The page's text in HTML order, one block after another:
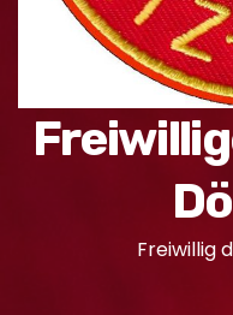
Freiwillig